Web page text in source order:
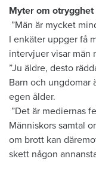
Myter om otrygghet
”Män är mycket
I enkäter uppger få
intervjuer visar män
”Ju äldre, desto
Barn och ungdomar
egen ålder.
”Det är mediernas
Människors samtal
om brott kan
skett någon